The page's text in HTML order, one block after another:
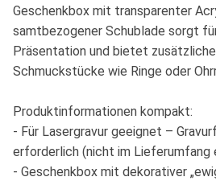
Geschenkbox mit transparenter
samtbezogener Schublade sorgt
Präsentation und bietet
Schmuckstücke wie Ringe oder
Produktinformationen kompakt:
- Für Lasergravur geeignet –
erforderlich (nicht im Lieferumfang
- Geschenkbox mit dekorativer